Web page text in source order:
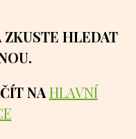
ZKUSTE HLEDAT
NAHLAVNÍ